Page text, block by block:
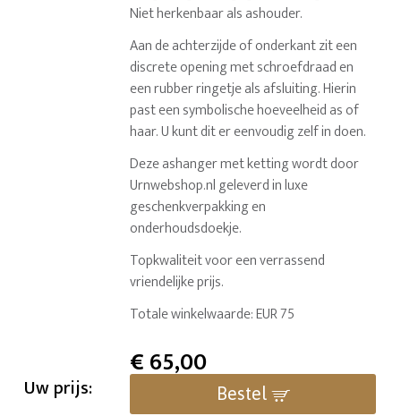
Niet herkenbaar als ashouder.
Aan de achterzijde of onderkant zit een
discrete opening met schroefdraad en
een rubber ringetje als afsluiting. Hierin
past een symbolische hoeveelheid as of
haar. U kunt dit er eenvoudig zelf in doen.
Deze ashanger met ketting wordt door
Urnwebshop.nl geleverd in luxe
geschenkverpakking en
onderhoudsdoekje.
Topkwaliteit voor een verrassend
vriendelijke prijs.
Totale winkelwaarde: EUR 75
Uw prijs:
€65,00
Bestel